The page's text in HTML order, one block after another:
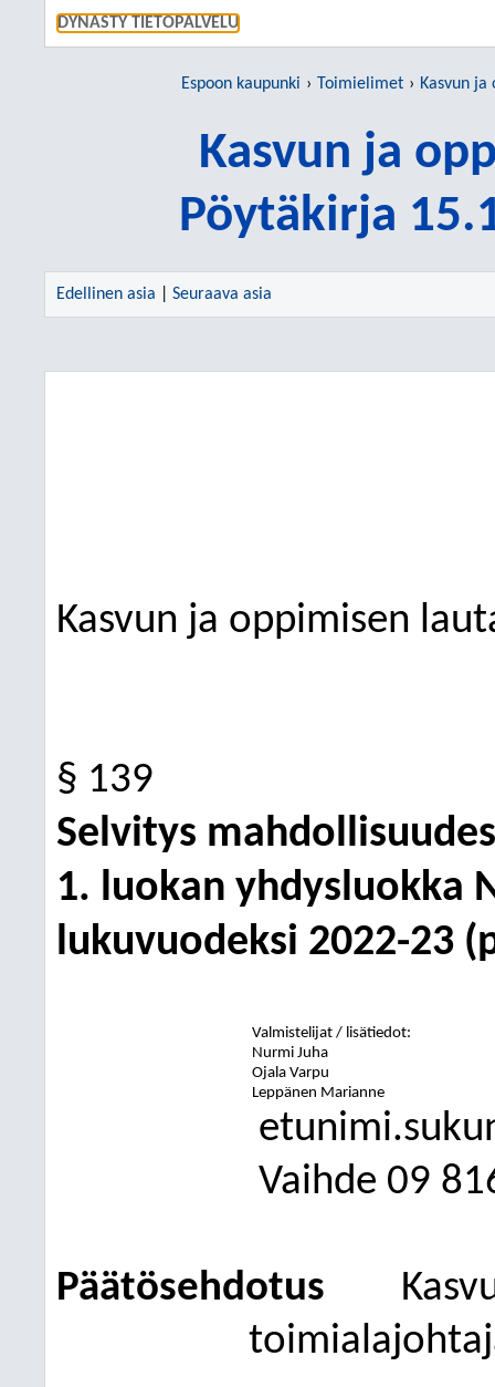
DYNASTY TIETOPALVELU
Espoon kaupunki Toimielimet Kasvun
Kasvun ja
Pöytäkirja
Edellinen asia Seuraava asia
Kasvun ja oppimisen
§ 139
Selvitys
1. luokan yhdysluokka
lukuvuodeksi 2022-23
Valmistelijat / lisätiedot:
Nurmi Juha
Ojala Varpu
Leppänen Marianne
Vaihde 09
Päätösehdotus